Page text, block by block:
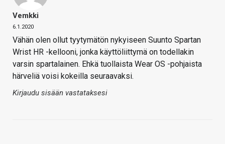
Vemkki
6.1.2020
Vähän olen ollut tyytymätön nykyiseen Suunto Spartan
Wrist HR -kellooni, jonka käyttöliittymä on todellakin
varsin spartalainen. Ehkä tuollaista Wear OS -pohjaista
härveliä voisi kokeilla seuraavaksi.
Kirjaudu sisään vastataksesi